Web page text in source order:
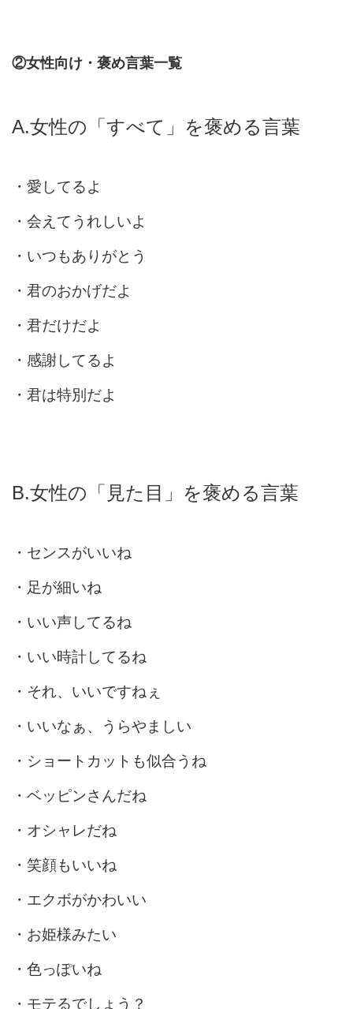
②女性向け・褒め言葉一覧
A.女性の「すべて」を褒める言葉
・愛してるよ
・会えてうれしいよ
・いつもありがとう
・君のおかげだよ
・君だけだよ
・感謝してるよ
・君は特別だよ
B.女性の「見た目」を褒める言葉
・センスがいいね
・足が細いね
・いい声してるね
・いい時計してるね
・それ、いいですねぇ
・いいなぁ、うらやましい
・ショートカットも似合うね
・ベッピンさんだね
・オシャレだね
・笑顔もいいね
・エクボがかわいい
・お姫様みたい
・色っぽいね
・モテるでしょう？